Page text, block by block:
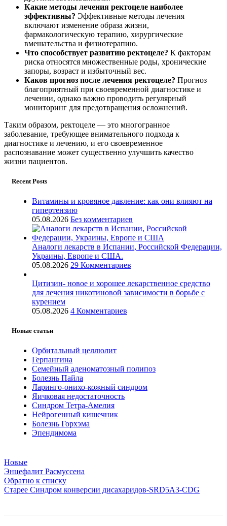
Какие методы лечения ректоцеле наиболее
эффективны? Эффективные методы лечения
включают изменение образа жизни,
фармакологическую терапию, хирургические
вмешательства и физиотерапию.
Что способствует развитию ректоцеле? К факторам
риска относятся множественные роды, хронические
запоры, возраст и избыточный вес.
Каков прогноз после лечения ректоцеле? Прогноз
благоприятный при своевременной диагностике и
лечении, однако важно проводить регулярный
мониторинг для предотвращения осложнений.
Таким образом, ректоцеле — это многогранное
заболевание, требующее внимательного подхода к
диагностике и лечению, и его своевременное
распознавание может существенно улучшить качество
жизни пациентов.
Recent Posts
Витамины и кровяное давление: как они влияют на
гипертензию
05.08.2026 Без комментариев
Аналоги лекарств в Испании, Российской Федерации,
Украины, Европе и США.
05.08.2026 29 Комментариев
Цитизин- новое и хорошее лекарственное средство
для лечения никотиновой зависимости в борьбе с
курением
05.08.2026 4 Комментариев
Новые статьи
Орбитальный целлюлит
Герпангина
Семейный аденоматозный полипоз
Болезнь Пайла
Ларинго-онихо-кожный синдром
Яичковая недостаточность
Синдром Тетра-Амелия
Нейрогенный кишечник
Болезнь Горхэма
Эпендимома
Новые
Энцефалит Расмуссена
Обратно к списку
Старее Синдром конверсии дисахаридов-SRD5A3-CDG